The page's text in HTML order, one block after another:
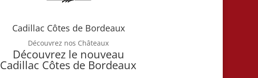
Cadillac Côtes de Bordeaux
Découvrez nos Châteaux
Découvrez le nouveau
Cadillac Côtes de Bordeaux